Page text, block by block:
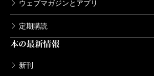
ウェブマガジンとアプリ
定期購読
本の最新情報
新刊